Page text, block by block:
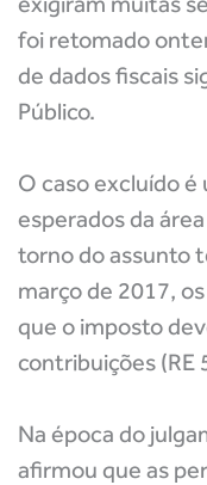
foi retomado
de dados fiscais
Público.
O caso excluído
esperados da
torno do assunto
março de 2017,
que o imposto
contribuições (RE
Na época do
afirmou que as